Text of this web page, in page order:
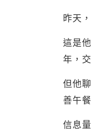
昨天
這是
年，
但他
善午
信息